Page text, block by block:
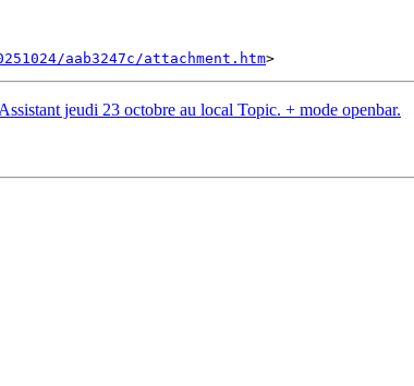
aab3247c/attachment.htm
jeudi 23 octobre au local Topic. + mode openbar.